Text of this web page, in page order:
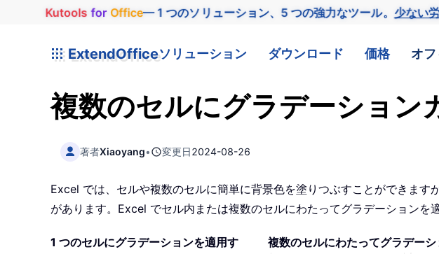
Kutools for Office— 1 つのソリューション、5 つの強力なツール。 少ない
ExtendOfficeソリューション ダウンロード 価格 オ
複数のセルにグラデーション
著者Xiaoyang• 変更日2024-08-26
Excel では、セルや複数のセルに簡単に背景色を塗りつぶすことができま
があります。Excel でセル内または複数のセルにわたってグラデーションを
1 つのセルにグラデーションを適用す
複数のセルにわたってグラデー